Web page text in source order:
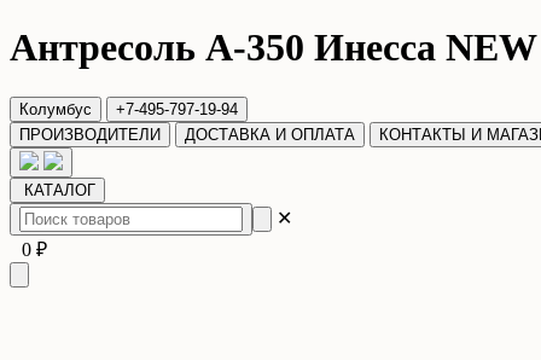
Антресоль А-350 Инесса NEW
Колумбус
+7-495-797-19-94
ПРОИЗВОДИТЕЛИ
ДОСТАВКА И ОПЛАТА КОНТАКТЫ И
КАТАЛОГ
✕
0 ₽